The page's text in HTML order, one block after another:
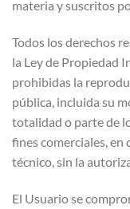
materia y suscritos
Todos los derechos
la Ley de Propiedad
prohibidas la
pública, incluida su
totalidad o parte de
fines comerciales,
técnico, sin la
El Usuario se